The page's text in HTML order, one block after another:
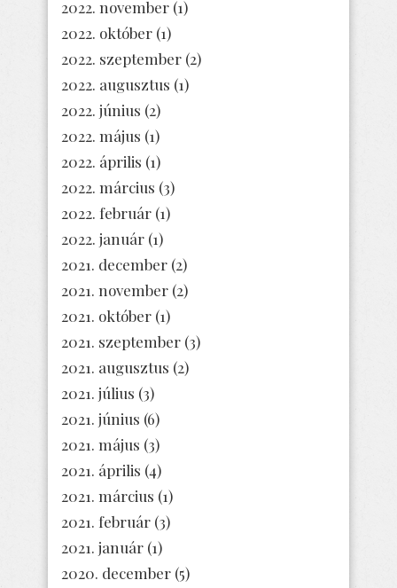
2022. november (1)
2022. október (1)
2022. szeptember (2)
2022. augusztus (1)
2022. június (2)
2022. május (1)
2022. április (1)
2022. március (3)
2022. február (1)
2022. január (1)
2021. december (2)
2021. november (2)
2021. október (1)
2021. szeptember (3)
2021. augusztus (2)
2021. július (3)
2021. június (6)
2021. május (3)
2021. április (4)
2021. március (1)
2021. február (3)
2021. január (1)
2020. december (5)